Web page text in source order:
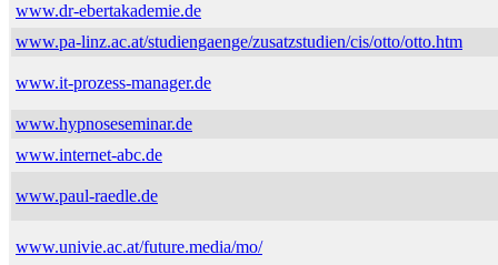
www.dr-ebertakademie.de
www.pa-linz.ac.at/studiengaenge/zusatzstudien/cis/otto/otto.htm
www.it-prozess-manager.de
www.hypnoseseminar.de
www.internet-abc.de
www.paul-raedle.de
www.univie.ac.at/future.media/mo/